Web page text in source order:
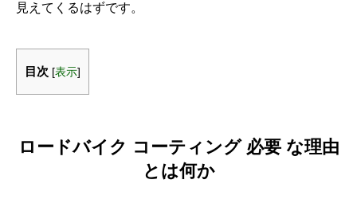
見えてくるはずです。
目次 [表示]
ロードバイク コーティング 必要 な理由
とは何か